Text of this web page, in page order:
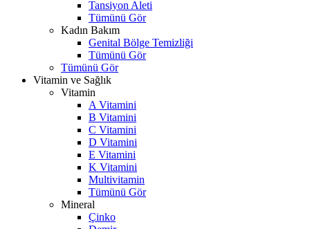
Tansiyon Aleti
Tümünü Gör
Kadın Bakım
Genital Bölge Temizliği
Tümünü Gör
Tümünü Gör
Vitamin ve Sağlık
Vitamin
A Vitamini
B Vitamini
C Vitamini
D Vitamini
E Vitamini
K Vitamini
Multivitamin
Tümünü Gör
Mineral
Çinko